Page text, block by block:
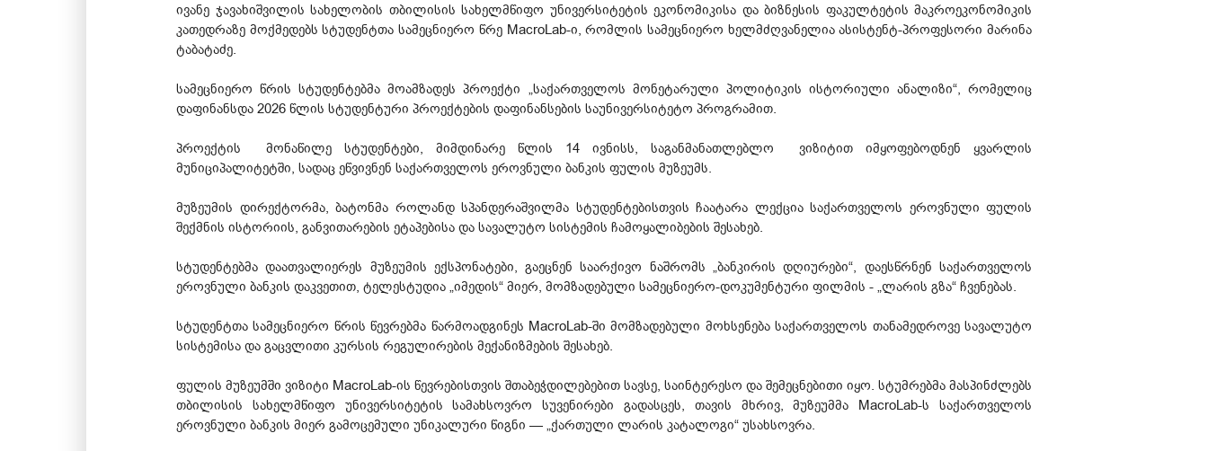
ივანე ჯავახიშვილის სახელობის თბილისის სახელმწიფო უნივერსიტეტის ეკონომიკისა და ბიზნესის ფაკულტეტის მაკროეკონომიკის
კათედრაზე მოქმედებს სტუდენტთა სამეცნიერო წრე MacroLab-ი, რომლის სამეცნიერო ხელმძღვანელია ასისტენტ-პროფესორი მარინა
ტაბატაძე.
სამეცნიერო წრის სტუდენტებმა მოამზადეს პროექტი „საქართველოს მონეტარული პოლიტიკის ისტორიული ანალიზი“, რომელიც
დაფინანსდა 2026 წლის სტუდენტური პროექტების დაფინანსების საუნივერსიტეტო პროგრამით.
პროექტის მონაწილე სტუდენტები, მიმდინარე წლის 14 ივნისს, საგანმანათლებლო ვიზიტით იმყოფებოდნენ ყვარლის
მუნიციპალიტეტში, სადაც ეწვივნენ საქართველოს ეროვნული ბანკის ფულის მუზეუმს.
მუზეუმის დირექტორმა, ბატონმა როლანდ სპანდერაშვილმა სტუდენტებისთვის ჩაატარა ლექცია საქართველოს ეროვნული ფულის
შექმნის ისტორიის, განვითარების ეტაპებისა და სავალუტო სისტემის ჩამოყალიბების შესახებ.
სტუდენტებმა დაათვალიერეს მუზეუმის ექსპონატები, გაეცნენ საარქივო ნაშრომს „ბანკირის დღიურები“, დაესწრნენ საქართველოს
ეროვნული ბანკის დაკვეთით, ტელესტუდია „იმედის“ მიერ, მომზადებული სამეცნიერო-დოკუმენტური ფილმის - „ლარის გზა“ ჩვენებას.
სტუდენტთა სამეცნიერო წრის წევრებმა წარმოადგინეს MacroLab-ში მომზადებული მოხსენება საქართველოს თანამედროვე სავალუტო
სისტემისა და გაცვლითი კურსის რეგულირების მექანიზმების შესახებ.
ფულის მუზეუმში ვიზიტი MacroLab-ის წევრებისთვის შთაბეჭდილებებით სავსე, საინტერესო და შემეცნებითი იყო. სტუმრებმა მასპინძლებს
თბილისის სახელმწიფო უნივერსიტეტის სამახსოვრო სუვენირები გადასცეს, თავის მხრივ, მუზეუმმა MacroLab-ს საქართველოს
ეროვნული ბანკის მიერ გამოცემული უნიკალური წიგნი — „ქართული ლარის კატალოგი“ უსახსოვრა.